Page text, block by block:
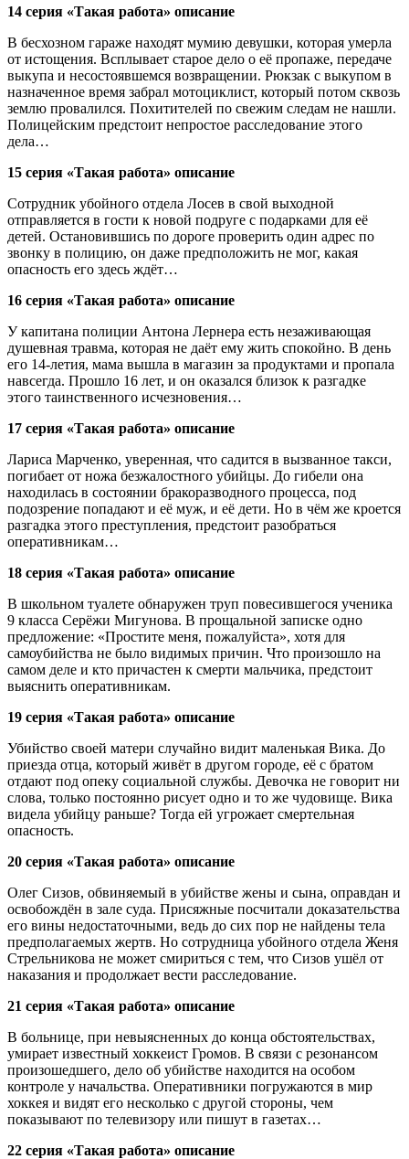
14 серия «Такая работа» описание
В бесхозном гараже находят мумию девушки, которая умерла
от истощения. Всплывает старое дело о её пропаже, передаче
выкупа и несостоявшемся возвращении. Рюкзак с выкупом в
назначенное время забрал мотоциклист, который потом сквозь
землю провалился. Похитителей по свежим следам не нашли.
Полицейским предстоит непростое расследование этого
дела…
15 серия «Такая работа» описание
Сотрудник убойного отдела Лосев в свой выходной
отправляется в гости к новой подруге с подарками для её
детей. Остановившись по дороге проверить один адрес по
звонку в полицию, он даже предположить не мог, какая
опасность его здесь ждёт…
16 серия «Такая работа» описание
У капитана полиции Антона Лернера есть незаживающая
душевная травма, которая не даёт ему жить спокойно. В день
его 14-летия, мама вышла в магазин за продуктами и пропала
навсегда. Прошло 16 лет, и он оказался близок к разгадке
этого таинственного исчезновения…
17 серия «Такая работа» описание
Лариса Марченко, уверенная, что садится в вызванное такси,
погибает от ножа безжалостного убийцы. До гибели она
находилась в состоянии бракоразводного процесса, под
подозрение попадают и её муж, и её дети. Но в чём же кроется
разгадка этого преступления, предстоит разобраться
оперативникам…
18 серия «Такая работа» описание
В школьном туалете обнаружен труп повесившегося ученика
9 класса Серёжи Мигунова. В прощальной записке одно
предложение: «Простите меня, пожалуйста», хотя для
самоубийства не было видимых причин. Что произошло на
самом деле и кто причастен к смерти мальчика, предстоит
выяснить оперативникам.
19 серия «Такая работа» описание
Убийство своей матери случайно видит маленькая Вика. До
приезда отца, который живёт в другом городе, её с братом
отдают под опеку социальной службы. Девочка не говорит ни
слова, только постоянно рисует одно и то же чудовище. Вика
видела убийцу раньше? Тогда ей угрожает смертельная
опасность.
20 серия «Такая работа» описание
Олег Сизов, обвиняемый в убийстве жены и сына, оправдан и
освобождён в зале суда. Присяжные посчитали доказательства
его вины недостаточными, ведь до сих пор не найдены тела
предполагаемых жертв. Но сотрудница убойного отдела Женя
Стрельникова не может смириться с тем, что Сизов ушёл от
наказания и продолжает вести расследование.
21 серия «Такая работа» описание
В больнице, при невыясненных до конца обстоятельствах,
умирает известный хоккеист Громов. В связи с резонансом
произошедшего, дело об убийстве находится на особом
контроле у начальства. Оперативники погружаются в мир
хоккея и видят его несколько с другой стороны, чем
показывают по телевизору или пишут в газетах…
22 серия «Такая работа» описание